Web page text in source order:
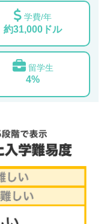
学費/年
約31,000ドル
留学生
4%